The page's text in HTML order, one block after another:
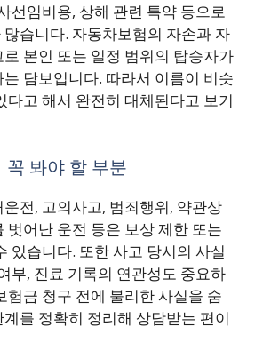
선임비용, 상해 관련 특약 등으로
습니다. 자동차보험의 자손과 자
본인 또는 일정 범위의 탑승자가
담보입니다. 따라서 이름이 비슷
다고 해서 완전히 대체된다고 보기
꼭 봐야 할 부분
전, 고의사고, 범죄행위, 약관상
벗어난 운전 등은 보상 제한 또는
있습니다. 또한 사고 당시의 사실
부, 진료 기록의 연관성도 중요하
험금 청구 전에 불리한 사실을 숨
를 정확히 정리해 상담받는 편이